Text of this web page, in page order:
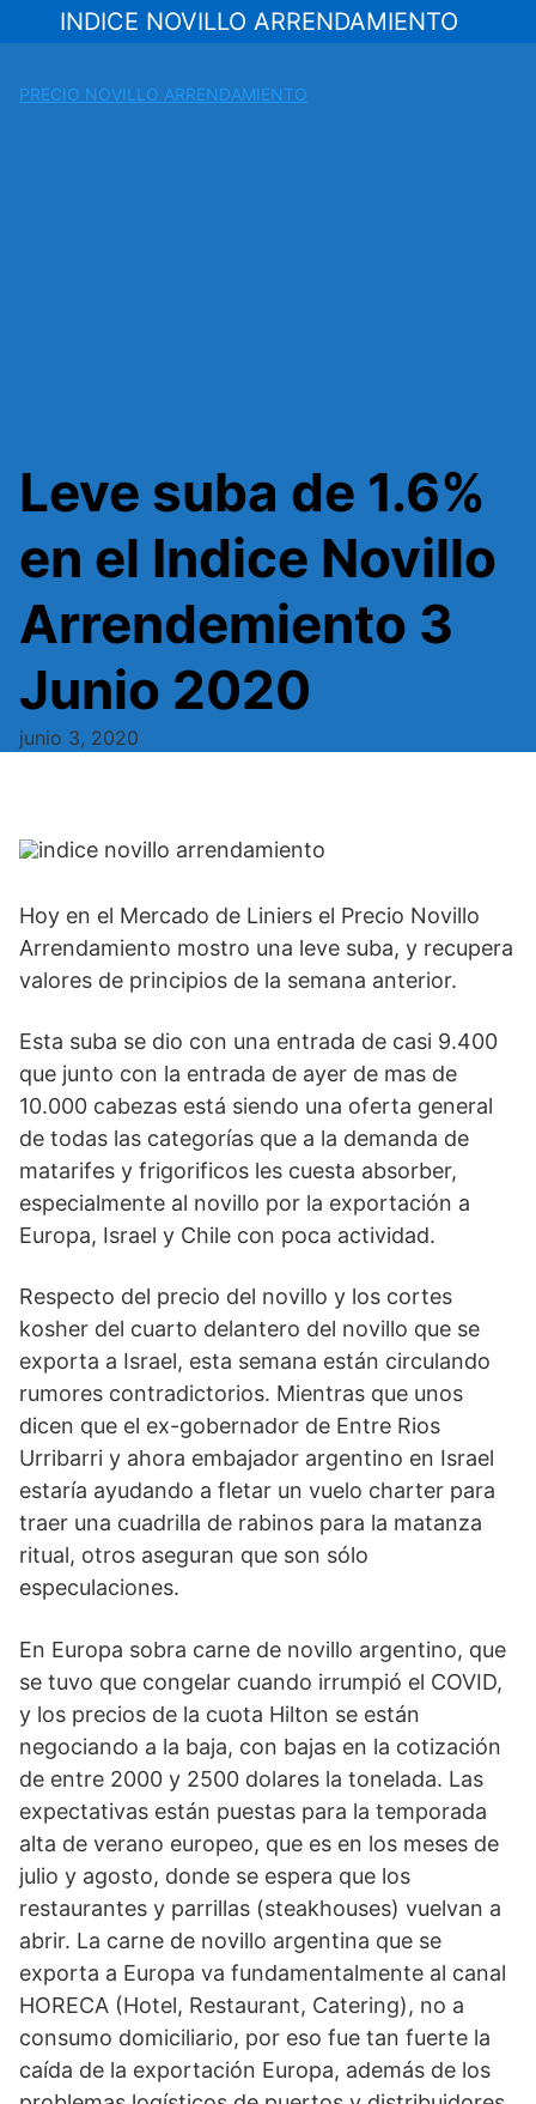
al
INDICE NOVILLO ARRENDAMIENTO
PRECIO NOVILLO ARRENDAMIENTO
Leve suba de 1.6%
en el Indice Novillo
Arrendemiento 3
Junio 2020
junio 3, 2020
Hoy en el Mercado de Liniers el Precio Novillo
Arrendamiento mostro una leve suba, y recupera
valores de principios de la semana anterior.
Esta suba se dio con una entrada de casi 9.400
que junto con la entrada de ayer de mas de
10.000 cabezas está siendo una oferta general
de todas las categorías que a la demanda de
matarifes y frigorificos les cuesta absorber,
especialmente al novillo por la exportación a
Europa, Israel y Chile con poca actividad.
Respecto del precio del novillo y los cortes
kosher del cuarto delantero del novillo que se
exporta a Israel, esta semana están circulando
rumores contradictorios. Mientras que unos
dicen que el ex-gobernador de Entre Rios
Urribarri y ahora embajador argentino en Israel
estaría ayudando a fletar un vuelo charter para
traer una cuadrilla de rabinos para la matanza
ritual, otros aseguran que son sólo
especulaciones.
En Europa sobra carne de novillo argentino, que
se tuvo que congelar cuando irrumpió el COVID,
y los precios de la cuota Hilton se están
negociando a la baja, con bajas en la cotización
de entre 2000 y 2500 dolares la tonelada. Las
expectativas están puestas para la temporada
alta de verano europeo, que es en los meses de
julio y agosto, donde se espera que los
restaurantes y parrillas (steakhouses) vuelvan a
abrir. La carne de novillo argentina que se
exporta a Europa va fundamentalmente al canal
HORECA (Hotel, Restaurant, Catering), no a
consumo domiciliario, por eso fue tan fuerte la
caída de la exportación Europa, además de los